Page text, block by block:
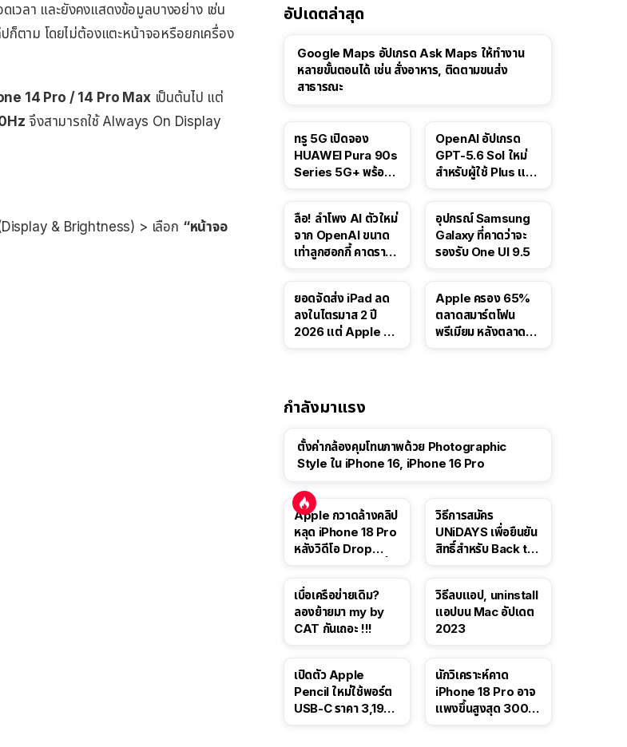
วลา และยังคงแสดงข้อมูลบางอย่าง เช่น
ก็ตาม โดยไม่ต้องแตะหน้าจอหรือยกเครื่อง
14 Pro / 14 Pro Maxเป็นต้นไป แต่
จึงสามารถใช้ Always On Display
& Brightness) > เลือก “หน้าจอ
อัปเดตล่าสุด
Google Maps อัปเกรด Ask Maps ให้ทำงาน
หลายขั้นตอนได้ เช่น สั่งอาหาร, ติดตามขนส่ง
สาธารณะ
ทรู 5G เปิดจอง
HUAWEI Pura 90s
Series 5G+ พร้อม
OpenAI อัปเกรด
GPT-5.6 Sol ใหม่
สำหรับผู้ใช้ Plus และ
ลือ! ลำโพง AI ตัวใหม่
จาก OpenAI ขนาด
เท่าลูกฮอกกี้ คาดราคา
อุปกรณ์ Samsung
Galaxy ที่คาดว่าจะ
รองรับ One UI 9.5
ยอดจัดส่ง iPad ลด
ลงในไตรมาส 2 ปี
2026 แต่ Apple ยัง
Apple ครอง 65%
ตลาดสมาร์ตโฟน
พรีเมียม หลังตลาดทำ
กำลังมาแรง
ตั้งค่ากล้องคุมโทนภาพด้วย Photographic
Style ใน iPhone 16, iPhone 16 Pro
Apple กวาดล้างคลิป
หลุด iPhone 18 Pro
หลังวิดีโอ Drop
วิธีการสมัคร
UNiDAYS เพื่อยืนยัน
สิทธิ์สำหรับ Back to
เบื่อเครือข่ายเดิม?
ลองย้ายมา my by
CAT กันเถอะ !!!
วิธีลบแอป, uninstall
แอปบน Mac อัปเดต
2023
เปิดตัว Apple
Pencil ใหม่ใช้พอร์ต
USB-C ราคา 3,190
นักวิเคราะห์คาด
iPhone 18 Pro อาจ
แพงขึ้นสูงสุด 300